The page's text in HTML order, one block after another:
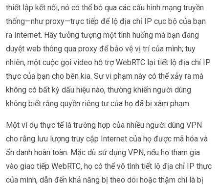
thiết lập kết nối, nó có thể bỏ qua các cấu hình mạng truyền
thống—như proxy—trực tiếp để lộ địa chỉ IP cục bộ của bạn
ra Internet. Hãy tưởng tượng một tình huống mà bạn đang
duyệt web thông qua proxy để bảo vệ vị trí của mình; tuy
nhiên, một cuộc gọi video hỗ trợ WebRTC lại tiết lộ địa chỉ IP
thực của bạn cho bên kia. Sự vi phạm này có thể xảy ra mà
không có bất kỳ dấu hiệu nào, thường khiến người dùng
không biết rằng quyền riêng tư của họ đã bị xâm phạm.
Một ví dụ thực tế là trường hợp của nhiều người dùng VPN
cho rằng lưu lượng truy cập Internet của họ được mã hóa và
ẩn danh hoàn toàn. Mặc dù sử dụng VPN, nếu họ tham gia
vào giao tiếp WebRTC, họ có thể vô tình tiết lộ địa chỉ IP thực
của mình, dẫn đến khả năng bị theo dõi hoặc thậm chí là bị